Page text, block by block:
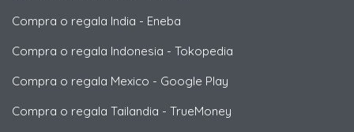
Compra o regala India - Eneba
Compra o regala Indonesia - Tokopedia
Compra o regala Mexico - Google Play
Compra o regala Tailandia - TrueMoney